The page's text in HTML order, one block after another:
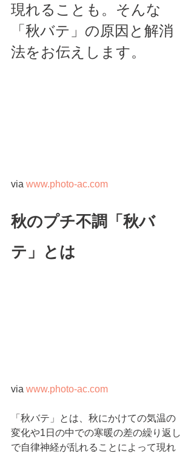
現れることも。そんな
「秋バテ」の原因と解消
法をお伝えします。
via www.photo-ac.com
秋のプチ不調「秋バ
テ」とは
via www.photo-ac.com
「秋バテ」とは、秋にかけての気温の
変化や1日の中での寒暖の差の繰り返し
で自律神経が乱れることによって現れ